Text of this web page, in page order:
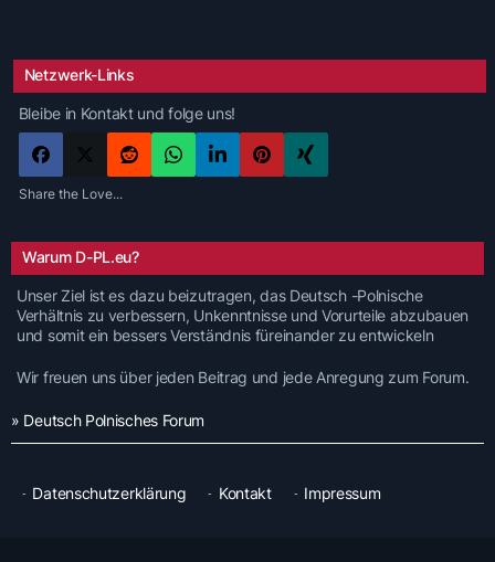
Netzwerk-Links
Bleibe in Kontakt und folge uns!
Share the Love...
Warum D-PL.eu?
Unser Ziel ist es dazu beizutragen, das Deutsch -Polnische
Verhältnis zu verbessern, Unkenntnisse und Vorurteile abzubauen
und somit ein bessers Verständnis füreinander zu entwickeln
Wir freuen uns über jeden Beitrag und jede Anregung zum Forum.
» Deutsch Polnisches Forum
Datenschutzerklärung Kontakt Impressum